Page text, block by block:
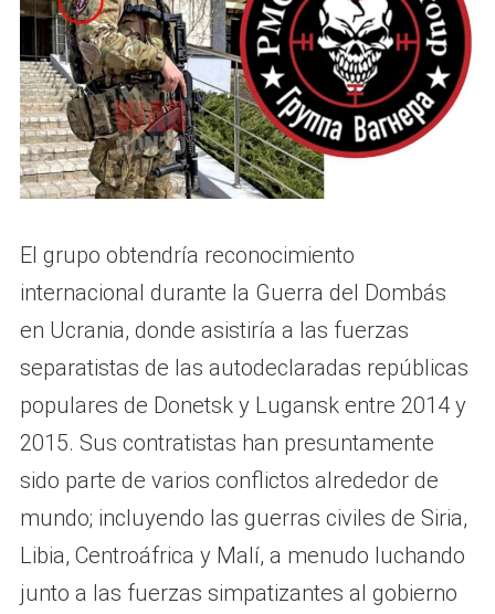
El grupo obtendría reconocimiento
internacional durante la Guerra del Dombás
en Ucrania, donde asistiría a las fuerzas
separatistas de las autodeclaradas repúblicas
populares de Donetsk y Lugansk entre 2014 y
2015. Sus contratistas han presuntamente
sido parte de varios conflictos alrededor de
mundo; incluyendo las guerras civiles de Siria,
Libia, Centroáfrica y Malí, a menudo luchando
junto a las fuerzas simpatizantes al gobierno